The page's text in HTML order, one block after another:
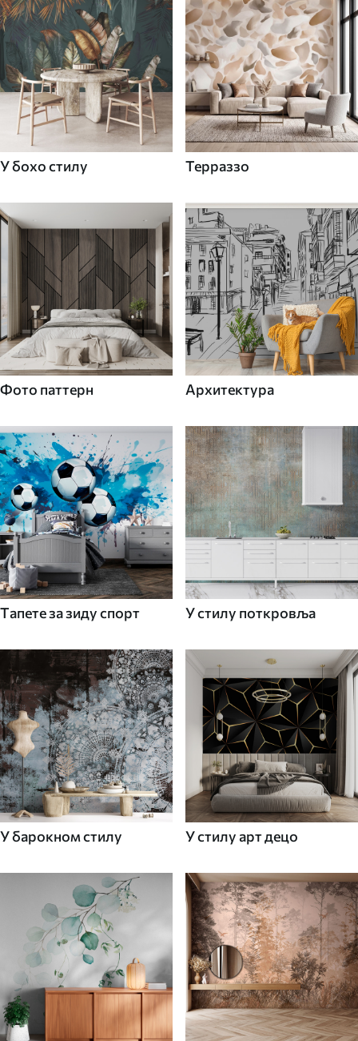
У бохо стилу Терраззо
Фото паттерн Архитектура
Tапете за зиду спорт У стилу поткровља
У барокном стилу У стилу арт децо